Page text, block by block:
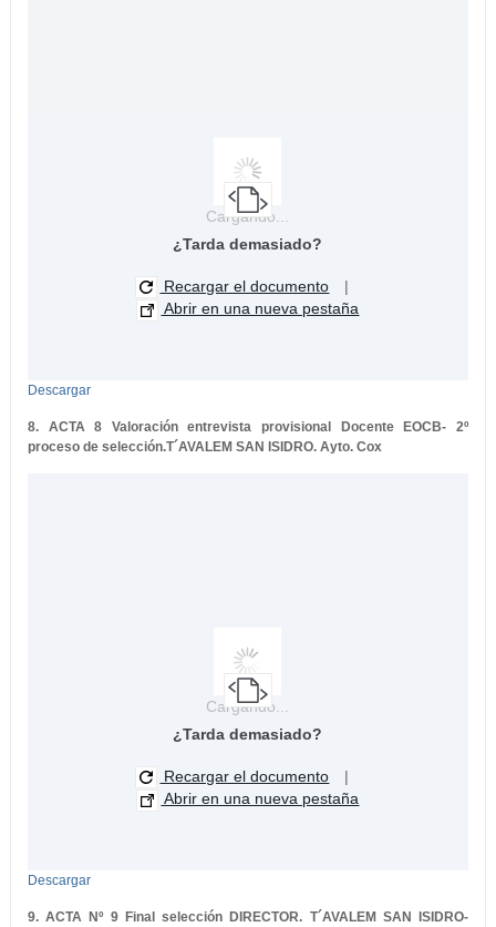
Cargando...
¿Tarda demasiado?
Recargar el documento
|
Abrir en una nueva pestaña
Descargar
8. ACTA 8 Valoración entrevista provisional Docente EOCB- 2º
proceso de selección.T´AVALEM SAN ISIDRO. Ayto. Cox
Cargando...
¿Tarda demasiado?
Recargar el documento
|
Abrir en una nueva pestaña
Descargar
9. ACTA Nº 9 Final selección DIRECTOR. T´AVALEM SAN ISIDRO-